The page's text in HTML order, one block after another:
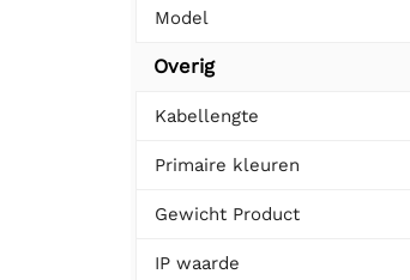
Model
Overig
Kabellengte
Primaire kleuren
Gewicht Product
IP waarde